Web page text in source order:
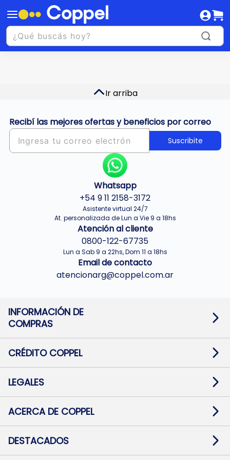
Ir arriba
Recibí las mejores ofertas y beneficios por correo
Suscribite
Whatsapp
+54 9 11 2158-3172
Asistente virtual 24/7
At. personalizada de Lun a Vie 9 a 18hs
Atención al cliente
0800-122-67735
Lun a Sab 9 a 22hs, Dom 11 a 18hs
Email de contacto
atencionarg@coppel.com.ar
INFORMACIÓN DE
COMPRAS
Términos y condiciones
Botón de arrepentimiento
Mapa de sitio
CRÉDITO COPPEL
Solicitar Crédito
Medios de Pago
Pago Fácil Online
LEGALES
Baja contratos
Defensa al consumidor CABA
ACERCA DE COPPEL
Trabajá con Nosotros
Preguntas Frecuentes
DESTACADOS